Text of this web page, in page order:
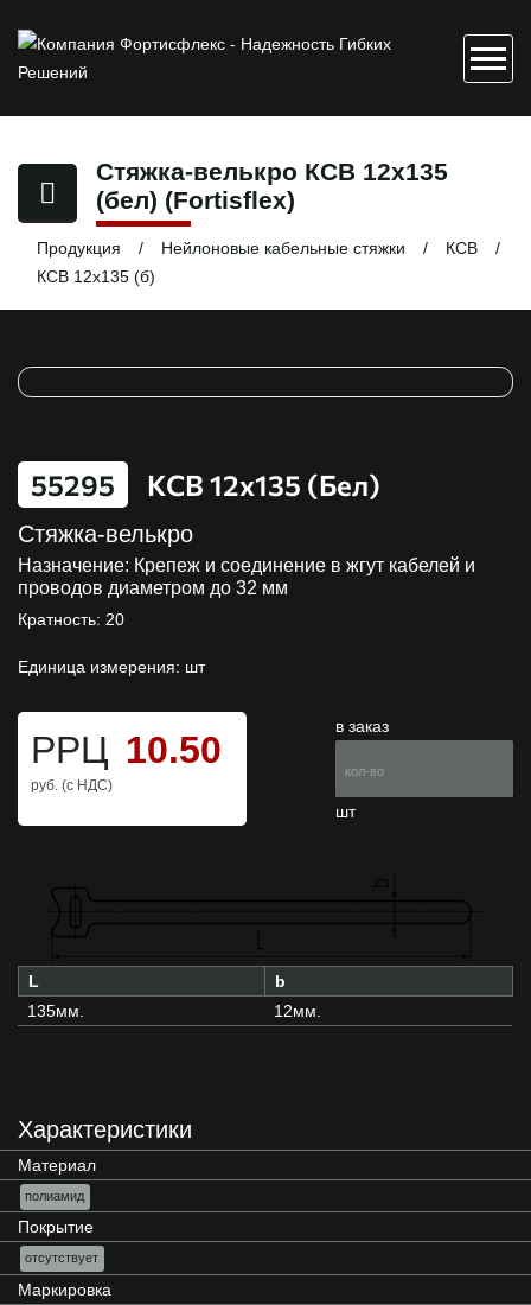
Стяжка-велькро КСВ 12х135
(бел) (Fortisflex)
Продукция Нейлоновые кабельные стяжки
КСВ
КСВ 12х135 (б)
55295 КСВ 12х135 (бел)
Стяжка-велькро
Назначение: Крепеж и соединение в жгут кабелей и
проводов диаметром до 32 мм
Кратность: 20
Единица измерения: шт
РРЦ
руб. (с НДС)
10.50
в заказ
шт
L
b
135мм.
12мм.
Характеристики
Материал
полиамид
Покрытие
отсутствует
Маркировка